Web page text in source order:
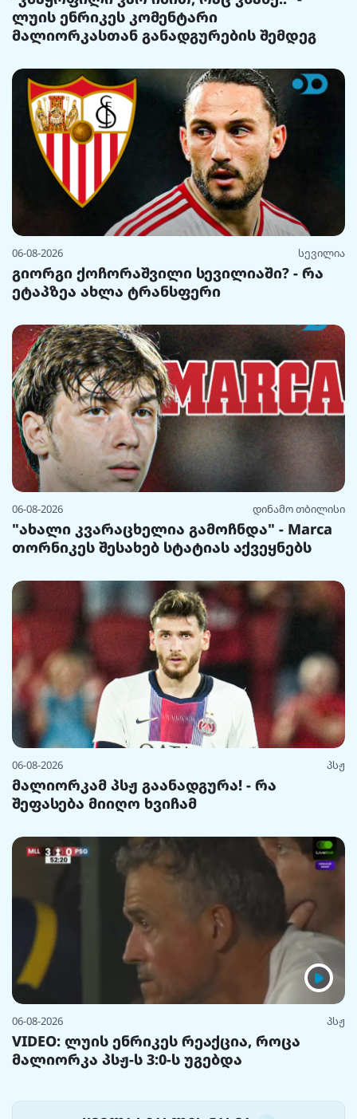
ლუის ენრიკეს კომენტარი
მალიორკასთან განადგურების შემდეგ
06-08-2026 სევილია
გიორგი ქოჩორაშვილი სევილიაში? - რა
ეტაპზეა ახლა ტრანსფერი
06-08-2026 დინამო თბილისი
"ახალი კვარაცხელია გამოჩნდა" - Marca
თორნიკეს შესახებ სტატიას აქვეყნებს
06-08-2026 პსჟ
მალიორკამ პსჟ გაანადგურა! - რა
შეფასება მიიღო ხვიჩამ
06-08-2026 პსჟ
VIDEO: ლუის ენრიკეს რეაქცია, როცა
მალიორკა პსჟ-ს 3:0-ს უგებდა